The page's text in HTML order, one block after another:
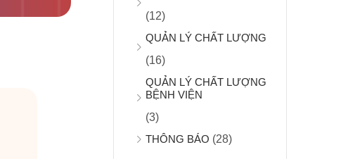
(12)
QUẢN LÝ CHẤT LƯỢNG
(16)
QUẢN LÝ CHẤT LƯỢNG
BỆNH VIỆN
(3)
THÔNG BÁO (28)